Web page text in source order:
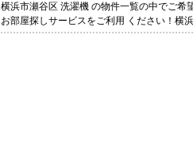
横浜市瀬谷区 洗濯機 の物件一覧の中でご希
お部屋探しサービスをご利用 ください！横